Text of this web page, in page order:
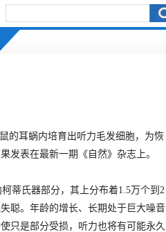
的耳蜗内培育出听力毛发细胞，为恢
发表在最新一期《自然》杂志上。
蒂氏器部分，其上分布着1.5万个到2
聪。年龄的增长、长期处于巨大噪音
只是部分受损，听力也将有可能永久